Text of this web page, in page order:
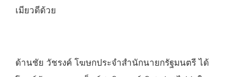
เมียวดีด้วย
ด้านชัย วัชรงค์ โฆษกประจำสำนักนายกรัฐมนตรี ได้